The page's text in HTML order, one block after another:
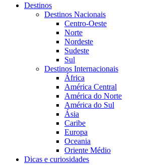
Destinos
Destinos Nacionais
Centro-Oeste
Norte
Nordeste
Sudeste
Sul
Destinos Internacionais
África
América Central
América do Norte
América do Sul
Ásia
Caribe
Europa
Oceania
Oriente Médio
Dicas e curiosidades